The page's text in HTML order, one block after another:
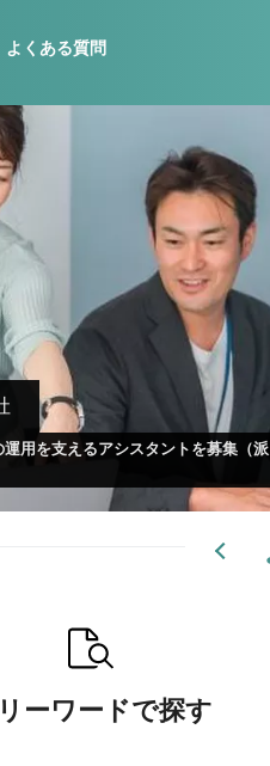
よくある質問
用を支えるアシスタントを募集（派
ーワードで探す